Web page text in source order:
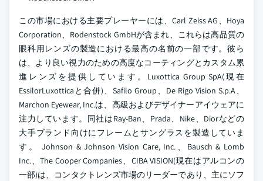
この市場における主要プレーヤーには、Carl Zeiss AG、Hoya
Corporation、Rodenstock GmbHが含まれ、これらは高品質の
眼科用レンズの製造における最高の名前の一部です。彼ら
は、より良い視力のための高度なコーティングとカスタム累
進レンズを提供しています。Luxottica Group SpA(現在
EssilorLuxotticaと合併)、Safilo Group、De Rigo Vision S.p.A、
Marchon Eyewear, Inc.は、高級およびデザイナーアイウェアに
注力しています。同社はRay-Ban、Prada、Nike、Diorなどの
大手ブランド向けにフレームとサングラスを製造していま
す。
Johnson & Johnson Vision Care, Inc.、Bausch & Lomb
Inc.、The Cooper Companies、CIBA VISION(現在はアルコンの
一部)は、コンタクトレンズ市場のリーダーであり、主にソフ